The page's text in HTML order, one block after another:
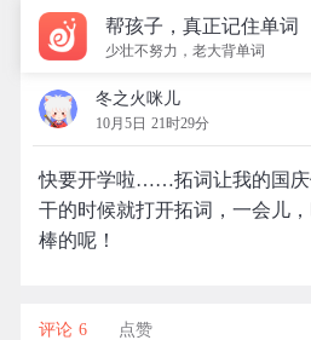
帮孩子，真正记住单词
少壮不努力，老大背单词
冬之火咪儿
10月5日 21时29分
快要开学啦……拓词让我的国庆
干的时候就打开拓词，一会儿
棒的呢！
评论 6 点赞